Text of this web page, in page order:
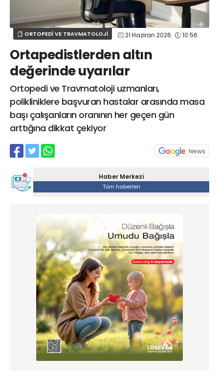
ORTOPEDİ VE TRAVMATOLOJİ 21 Haziran 2026 10:56
Ortapedistlerden altın
değerinde uyarılar
Ortopedi ve Travmatoloji uzmanları,
polikliniklere başvuran hastalar arasında masa
başı çalışanların oranının her geçen gün
arttığına dikkat çekiyor
Haber Merkezi
Tüm haberleri
GÖZ HASTALIKLARI
SAĞLIK
GASTROENTEROLOJİ
ÇOCUK SAĞLIĞI VE HASTALIKLARI
GENEL CERRAHİ
SENDİKALAR
GÖGÜS HASTALIKLARI
DERMATOLOJİ
ENDOKRİNOLOJİ
DAHİLİYE
FİZİK TEDAVİ VE REHABİLİTASYON
Galeri Yazarlar
sagliktabugun@gmail.com